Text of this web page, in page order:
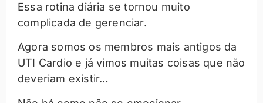
Essa rotina diária se tornou muito
complicada de gerenciar.
Agora somos os membros mais antigos da
UTI Cardio e já vimos muitas coisas que não
deveriam existir…